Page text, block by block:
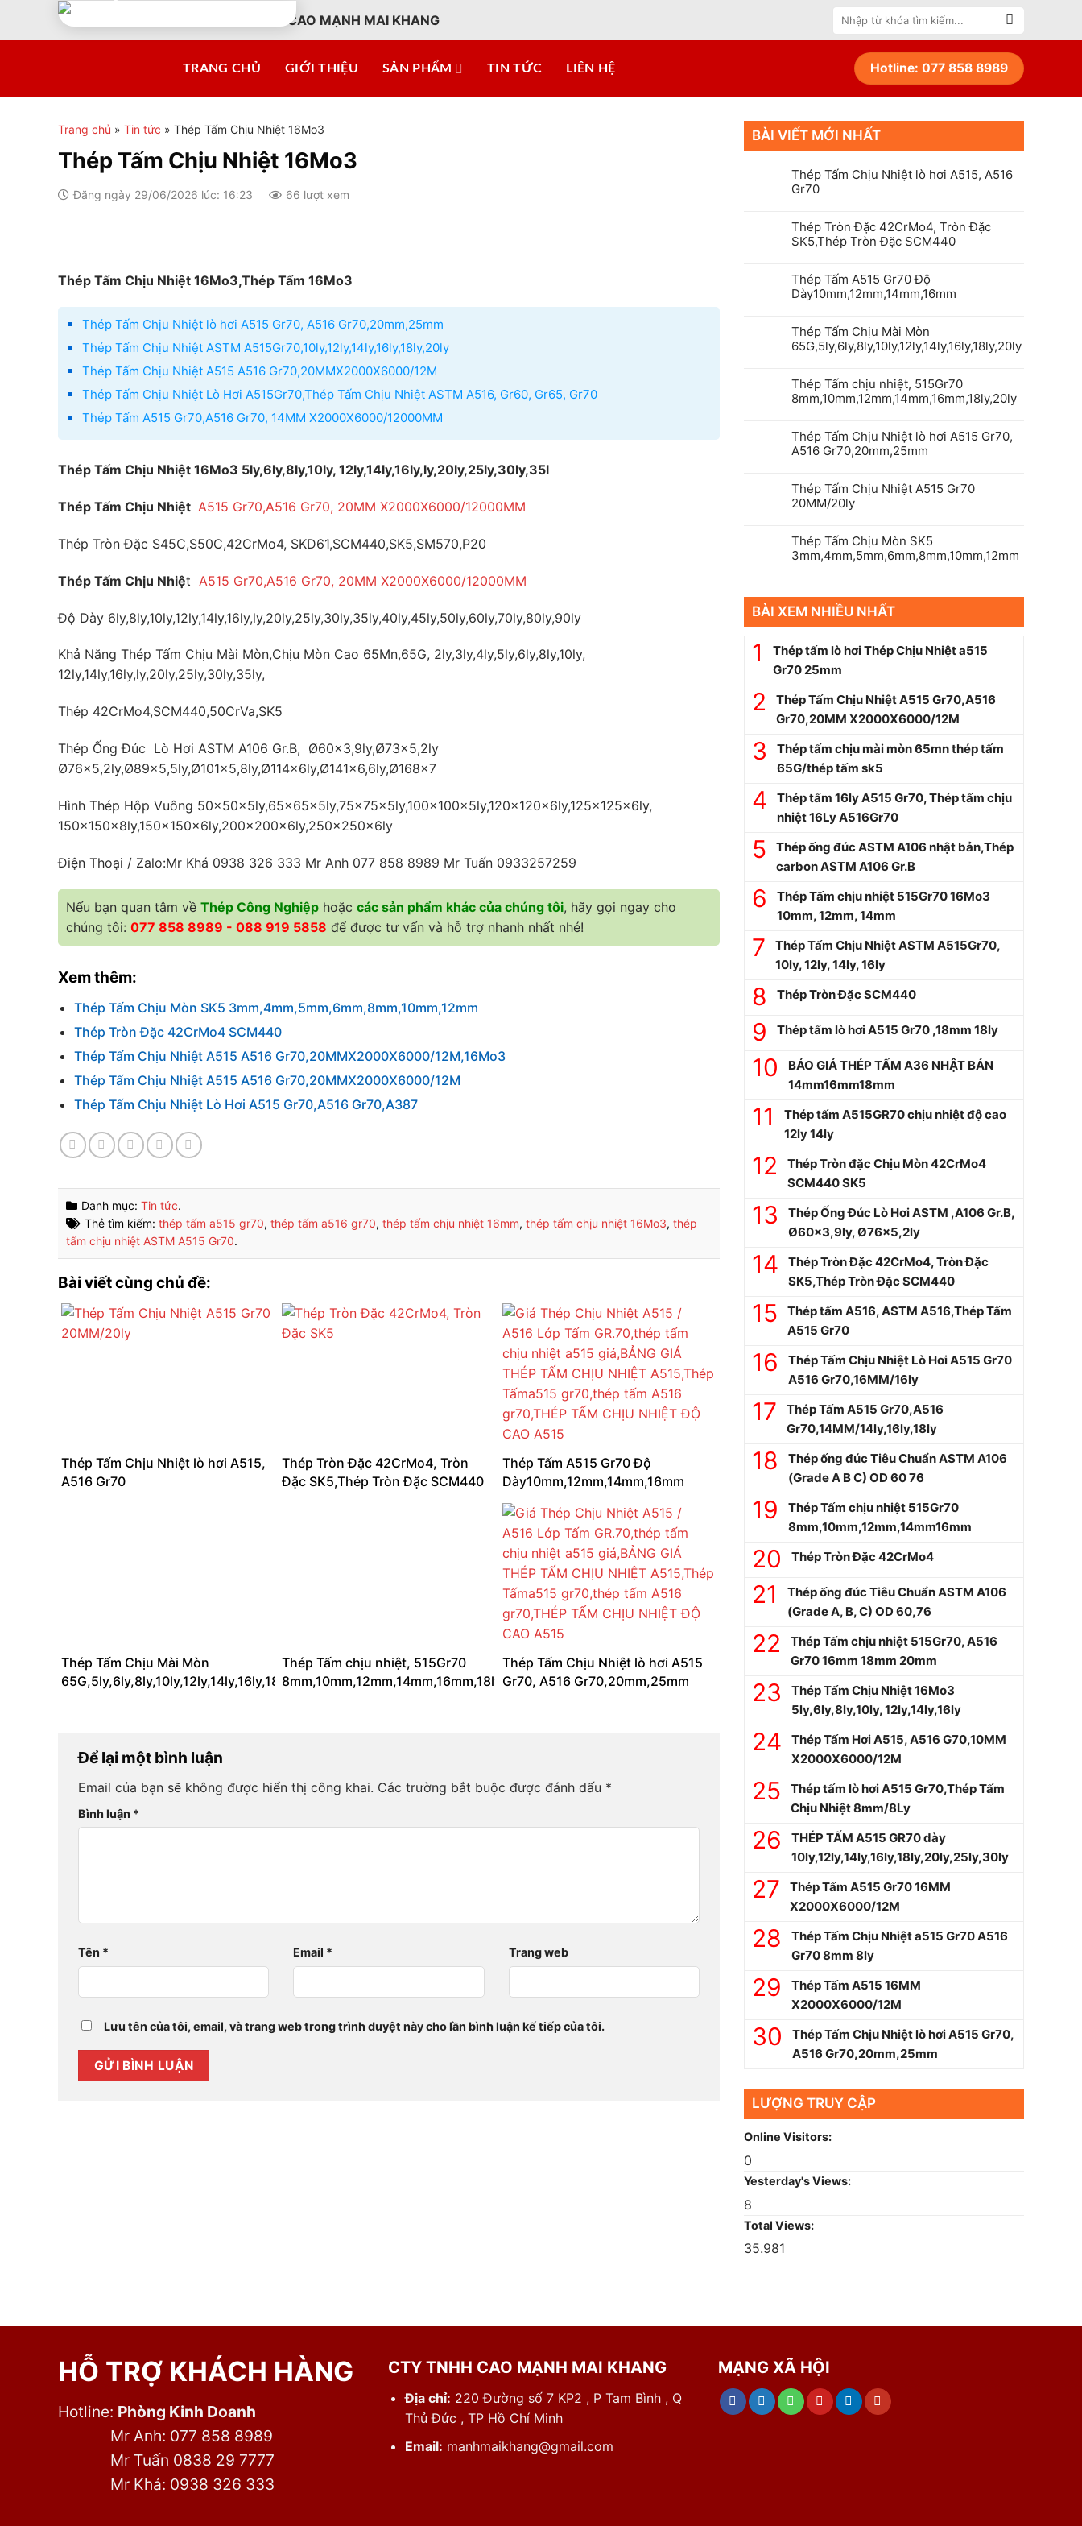
CÔNG TY TNHH CAO MẠNH MAI KHANG
kiếm:
TRANG CHỦ GIỚI THIỆU SẢN PHẨM TIN TỨC LIÊN HỆ Hotline: 077 858 8989
Trang chủ » Tin tức » Thép Tấm Chịu Nhiệt 16Mo3
Thép Tấm Chịu Nhiệt 16Mo3
Đăng ngày 29/06/2026 lúc: 16:23 66 lượt xem
Thép Tấm Chịu Nhiệt 16Mo3,Thép Tấm 16Mo3
Thép Tấm Chịu Nhiệt lò hơi A515 Gr70, A516 Gr70,20mm,25mm
Thép Tấm Chịu Nhiệt ASTM A515Gr70,10ly,12ly,14ly,16ly,18ly,20ly
Thép Tấm Chịu Nhiệt A515 A516 Gr70,20MMX2000X6000/12M
Thép Tấm Chịu Nhiệt Lò Hơi A515Gr70,Thép Tấm Chịu Nhiệt ASTM A516, Gr60, Gr65, Gr70
Thép Tấm A515 Gr70,A516 Gr70, 14MM X2000X6000/12000MM
Thép Tấm Chịu Nhiệt 16Mo3 5ly,6ly,8ly,10ly, 12ly,14ly,16ly,ly,20ly,25ly,30ly,35l
Thép Tấm Chịu Nhiệt A515 Gr70,A516 Gr70, 20MM X2000X6000/12000MM
Thép Tròn Đặc S45C,S50C,42CrMo4, SKD61,SCM440,SK5,SM570,P20
Thép Tấm Chịu Nhiệt A515 Gr70,A516 Gr70, 20MM X2000X6000/12000MM
Độ Dày 6ly,8ly,10ly,12ly,14ly,16ly,ly,20ly,25ly,30ly,35ly,40ly,45ly,50ly,60ly,70ly,80ly,90ly
Khả Năng Thép Tấm Chịu Mài Mòn,Chịu Mòn Cao 65Mn,65G, 2ly,3ly,4ly,5ly,6ly,8ly,10ly,
12ly,14ly,16ly,ly,20ly,25ly,30ly,35ly,
Thép 42CrMo4,SCM440,50CrVa,SK5
Thép Ống Đúc Lò Hơi ASTM A106 Gr.B, Ø60×3,9ly,Ø73×5,2ly
Ø76×5,2ly,Ø89×5,5ly,Ø101×5,8ly,Ø114x6ly,Ø141×6,6ly,Ø168×7
Hình Thép Hộp Vuông 50×50x5ly,65×65x5ly,75×75x5ly,100×100x5ly,120×120x6ly,125×125x6ly,
150×150x8ly,150×150x6ly,200×200x6ly,250×250x6ly
Điện Thoại / Zalo:Mr Khá 0938 326 333 Mr Anh 077 858 8989 Mr Tuấn 0933257259
Nếu bạn quan tâm về Thép Công Nghiệp hoặc các sản phẩm khác của chúng tôi, hãy gọi ngay cho
chúng tôi: 077 858 8989 - 088 919 5858 để được tư vấn và hỗ trợ nhanh nhất nhé!
Xem thêm:
Thép Tấm Chịu Mòn SK5 3mm,4mm,5mm,6mm,8mm,10mm,12mm
Thép Tròn Đặc 42CrMo4 SCM440
Thép Tấm Chịu Nhiệt A515 A516 Gr70,20MMX2000X6000/12M ,16Mo3
Thép Tấm Chịu Nhiệt A515 A516 Gr70,20MMX2000X6000/12M
Thép Tấm Chịu Nhiệt Lò Hơi A515 Gr70,A516 Gr70,A387
Danh mục: Tin tức.
Thẻ tìm kiếm: thép tấm a515 gr70, thép tấm a516 gr70, thép tấm chịu nhiệt 16mm, thép tấm chịu nhiệt 16Mo3, thép
tấm chịu nhiệt ASTM A515 Gr70.
Bài viết cùng chủ đề:
Thép Tấm Chịu Nhiệt lò hơi A515,
A516 Gr70
Thép Tròn Đặc 42CrMo4, Tròn
Đặc SK5,Thép Tròn Đặc SCM440
Thép Tấm A515 Gr70 Độ
Dày10mm,12mm,14mm,16mm
Thép Tấm Chịu Mài Mòn
65G,5ly,6ly,8ly,10ly,12ly,14ly,16ly,18ly,20ly
Thép Tấm chịu nhiệt, 515Gr70
8mm,10mm,12mm,14mm,16mm,18ly,20ly
Thép Tấm Chịu Nhiệt lò hơi A515
Gr70, A516 Gr70,20mm,25mm
Để lại một bình luận
Email của bạn sẽ không được hiển thị công khai. Các trường bắt buộc được đánh dấu *
Bình luận *
Tên * Email * Trang web
Lưu tên của tôi, email, và trang web trong trình duyệt này cho lần bình luận kế tiếp của tôi.
BÀI VIẾT MỚI NHẤT
Thép Tấm Chịu Nhiệt lò hơi A515, A516
Gr70
Thép Tròn Đặc 42CrMo4, Tròn Đặc
SK5,Thép Tròn Đặc SCM440
Thép Tấm A515 Gr70 Độ
Dày10mm,12mm,14mm,16mm
Thép Tấm Chịu Mài Mòn
65G,5ly,6ly,8ly,10ly,12ly,14ly,16ly,18ly,20ly
Thép Tấm chịu nhiệt, 515Gr70
8mm,10mm,12mm,14mm,16mm,18ly,20ly
Thép Tấm Chịu Nhiệt lò hơi A515 Gr70,
A516 Gr70,20mm,25mm
Thép Tấm Chịu Nhiệt A515 Gr70
20MM/20ly
Thép Tấm Chịu Mòn SK5
3mm,4mm,5mm,6mm,8mm,10mm,12mm
BÀI XEM NHIỀU NHẤT
Thép tấm lò hơi Thép Chịu Nhiệt a515
Gr70 25mm
Thép Tấm Chịu Nhiệt A515 Gr70,A516
Gr70,20MM X2000X6000/12M
Thép tấm chịu mài mòn 65mn thép tấm
65G/thép tấm sk5
Thép tấm 16ly A515 Gr70, Thép tấm chịu
nhiệt 16Ly A516Gr70
Thép ống đúc ASTM A106 nhật bản,Thép
carbon ASTM A106 Gr.B
Thép Tấm chịu nhiệt 515Gr70 16Mo3
10mm, 12mm, 14mm
Thép Tấm Chịu Nhiệt ASTM A515Gr70,
10ly, 12ly, 14ly, 16ly
Thép Tròn Đặc SCM440
Thép tấm lò hơi A515 Gr70 ,18mm 18ly
BÁO GIÁ THÉP TẤM A36 NHẬT BẢN
14mm16mm18mm
Thép tấm A515GR70 chịu nhiệt độ cao
12ly 14ly
Thép Tròn đặc Chịu Mòn 42CrMo4
SCM440 SK5
Thép Ống Đúc Lò Hơi ASTM ,A106 Gr.B,
Ø60×3,9ly, Ø76×5,2ly
Thép Tròn Đặc 42CrMo4, Tròn Đặc
SK5,Thép Tròn Đặc SCM440
Thép tấm A516, ASTM A516,Thép Tấm
A515 Gr70
Thép Tấm Chịu Nhiệt Lò Hơi A515 Gr70
A516 Gr70,16MM/16ly
Thép Tấm A515 Gr70,A516
Gr70,14MM/14ly,16ly,18ly
Thép ống đúc Tiêu Chuẩn ASTM A106
(Grade A B C) OD 60 76
Thép Tấm chịu nhiệt 515Gr70
8mm,10mm,12mm,14mm16mm
Thép Tròn Đặc 42CrMo4
Thép ống đúc Tiêu Chuẩn ASTM A106
(Grade A, B, C) OD 60,76
Thép Tấm chịu nhiệt 515Gr70, A516
Gr70 16mm 18mm 20mm
Thép Tấm Chịu Nhiệt 16Mo3
5ly,6ly,8ly,10ly, 12ly,14ly,16ly
Thép Tấm Hơi A515, A516 G70,10MM
X2000X6000/12M
Thép tấm lò hơi A515 Gr70,Thép Tấm
Chịu Nhiệt 8mm/8Ly
THÉP TẤM A515 GR70 dày
10ly,12ly,14ly,16ly,18ly,20ly,25ly,30ly
Thép Tấm A515 Gr70 16MM
X2000X6000/12M
Thép Tấm Chịu Nhiệt a515 Gr70 A516
Gr70 8mm 8ly
Thép Tấm A515 16MM
X2000X6000/12M
Thép Tấm Chịu Nhiệt lò hơi A515 Gr70,
A516 Gr70,20mm,25mm
LƯỢNG TRUY CẬP
Online Visitors:
0
Yesterday's Views:
8
Total Views:
35.981
HỖ TRỢ KHÁCH HÀNG
Hotline: Phòng Kinh Doanh
Mr Anh: 077 858 8989
Mr Tuấn 0838 29 7777
Mr Khá: 0938 326 333
CTY TNHH CAO MẠNH MAI KHANG
Địa chỉ: 220 Đường số 7 KP2 , P Tam Bình , Q
Thủ Đức , TP Hồ Chí Minh
Email: manhmaikhang@gmail.com
MẠNG XÃ HỘI